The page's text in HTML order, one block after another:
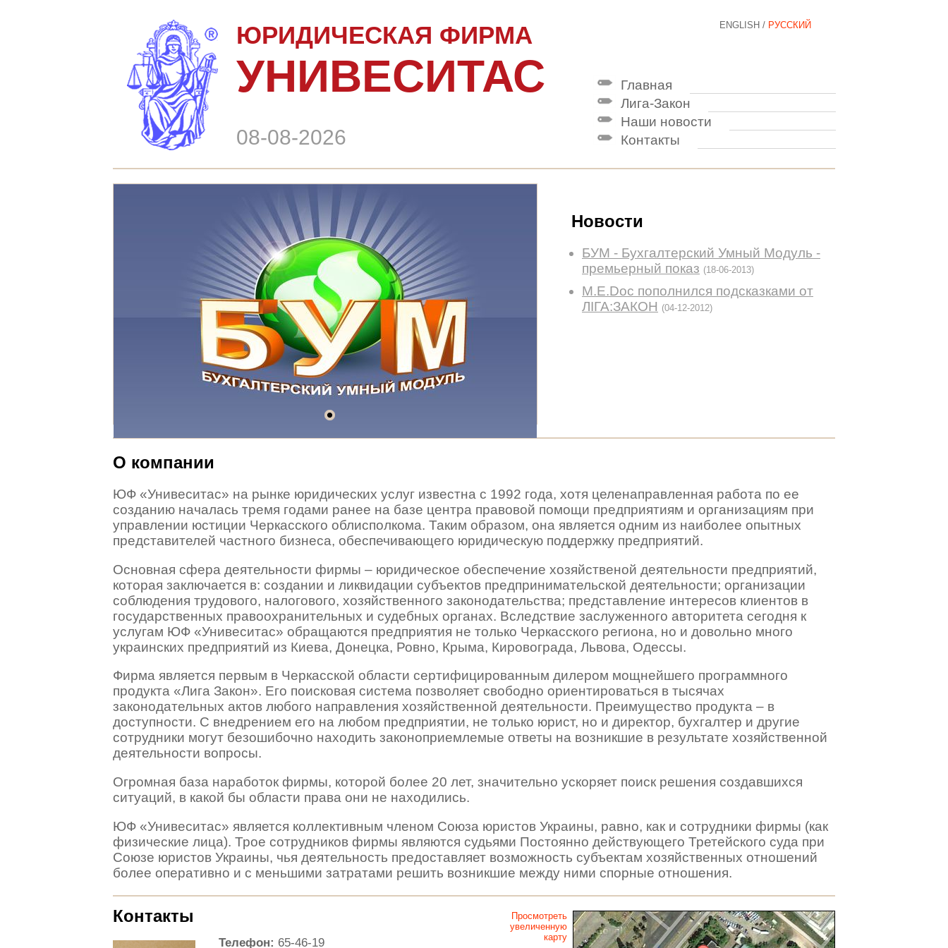
ЮРИДИЧЕСКАЯ ФИРМА
УНИВЕСИТАС
08-08-2026
ENGLISH / РУССКИЙ
Главная
Лига-Закон
Наши новости
Контакты
Новости
БУМ - Бухгалтерский Умный Модуль -
премьерный показ (18-06-2013)
M.E.Doc пополнился подсказками от
ЛІГА:ЗАКОН (04-12-2012)
О компании
ЮФ «Унивеситас» на рынке юридических услуг известна с 1992 года, хотя целенаправленная работа по ее
созданию началась тремя годами ранее на базе центра правовой помощи предприятиям и организациям при
управлении юстиции Черкасского облисполкома. Таким образом, она является одним из наиболее опытных
представителей частного бизнеса, обеспечивающего юридическую поддержку предприятий.
Основная сфера деятельности фирмы – юридическое обеспечение хозяйственой деятельности предприятий,
которая заключается в: создании и ликвидации субъектов предпринимательской деятельности; организации
соблюдения трудового, налогового, хозяйственного законодательства; представление интересов клиентов в
государственных правоохранительных и судебных органах. Вследствие заслуженного авторитета сегодня к
услугам ЮФ «Унивеситас» обращаются предприятия не только Черкасского региона, но и довольно много
украинских предприятий из Киева, Донецка, Ровно, Крыма, Кировограда, Львова, Одессы.
Фирма является первым в Черкасской области сертифицированным дилером мощнейшего программного
продукта «Лига Закон». Его поисковая система позволяет свободно ориентироваться в тысячах
законодательных актов любого направления хозяйственной деятельности. Преимущество продукта – в
доступности. С внедрением его на любом предприятии, не только юрист, но и директор, бухгалтер и другие
сотрудники могут безошибочно находить законоприемлемые ответы на возникшие в результате хозяйственной
деятельности вопросы.
Огромная база наработок фирмы, которой более 20 лет, значительно ускоряет поиск решения создавшихся
ситуаций, в какой бы области права они не находились.
ЮФ «Унивеситас» является коллективным членом Союза юристов Украины, равно, как и сотрудники фирмы (как
физические лица). Трое сотрудников фирмы являются судьями Постоянно действующего Третейского суда при
Союзе юристов Украины, чья деятельность предоставляет возможность субъектам хозяйственных отношений
более оперативно и с меньшими затратами решить возникшие между ними спорные отношения.
Контакты
Телефон: 65-46-19
Просмотреть
увеличенную
карту